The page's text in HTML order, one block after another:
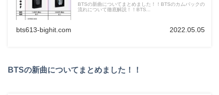
BTSの新曲についてまとめました！！BTSのカムバックの
流れについて徹底解説！！BTS...
bts613-bighit.com 2022.05.05
BTSの新曲についてまとめました！！